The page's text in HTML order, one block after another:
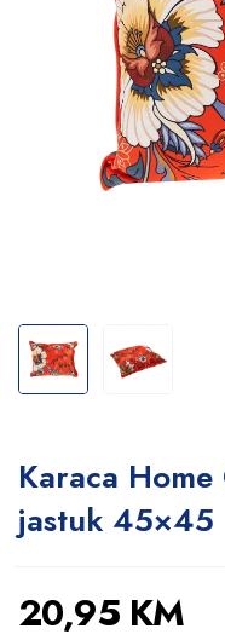
Karaca
jastuk 45×45
20,95 KM